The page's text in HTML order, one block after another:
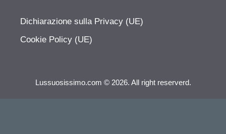
Dichiarazione sulla Privacy (UE)
Cookie Policy (UE)
Lussuosissimo.com © 2026. All right reserverd.